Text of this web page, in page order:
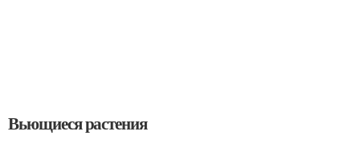
Вьющиеся растения